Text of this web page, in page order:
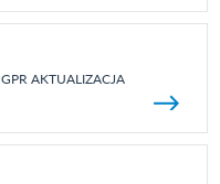
GPR AKTUALIZACJA